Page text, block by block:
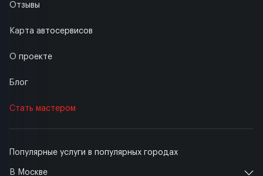
Популярные услуги в популярных городах
В Москве
Отзывы
Карта автосервисов
О проекте
Блог
Стать мастером